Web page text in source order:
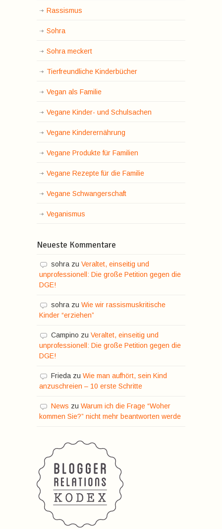
Rassismus
Sohra
Sohra meckert
Tierfreundliche Kinderbücher
Vegan als Familie
Vegane Kinder- und Schulsachen
Vegane Kinderernährung
Vegane Produkte für Familien
Vegane Rezepte für die Familie
Vegane Schwangerschaft
Veganismus
Neueste Kommentare
sohra zu Veraltet, einseitig und
unprofessionell: Die große Petition gegen die
DGE!
sohra zu Wie wir rassismuskritische
Kinder “erziehen”
Campino zu Veraltet, einseitig und
unprofessionell: Die große Petition gegen die
DGE!
Frieda zu Wie man aufhört, sein Kind
anzuschreien – 10 erste Schritte
News zu Warum ich die Frage “Woher
kommen Sie?” nicht mehr beantworten werde